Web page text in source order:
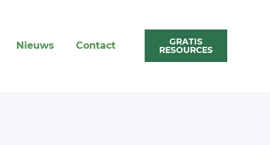
Nieuws Contact GRATIS
RESOURCES